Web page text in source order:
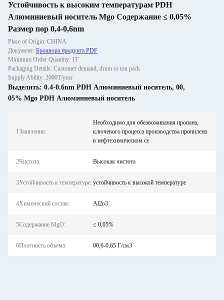
Устойчивость к высоким температурам PDH
Алюминиевый носитель Mgo Содержание ≤ 0,05%
Размер пор 0,4-0,6nm
Place of Origin: CHINA
Документ: Брошюра продукта PDF
Minimum Order Quantity: 1T
Packaging Details: Customer demand, drum or ton pack
Supply Ability: 2000T/year
Выделить: 0.4-0.6nm PDH Алюминиевый носитель, 00,
05% Mgo PDH Алюминиевый носитель
1Заявления:
Необходимо для обезвоживания пропана,
ключевого процесса производства пропилена
в нефтехимическом се
2Чистота: Высокая чистота
3Устойчивость к температуре:устойчивость к высокой температуре
4Химический состав: Al2o3
5Содержание MgO: ≤ 0,05%
6Плотность объема: 00,6-0,65 Г/см3